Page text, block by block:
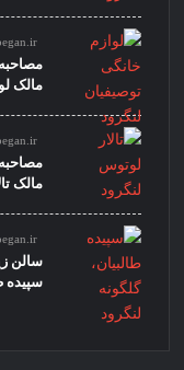
مصاحبه
مالک
مصاحبه
مالک
سالن
سپیده